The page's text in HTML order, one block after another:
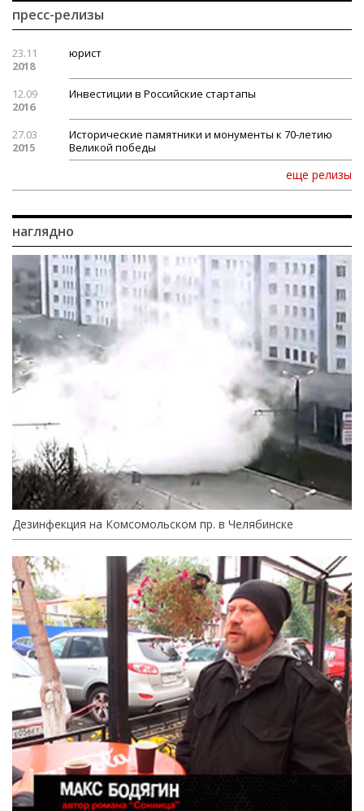
пресс-релизы
23.11
2018
юрист
12.09
2016
Инвестиции в Российские стартапы
27.03
2015
Исторические памятники и монументы к 70-летию
Великой победы
еще релизы
наглядно
Дезинфекция на Комсомольском пр. в Челябинске